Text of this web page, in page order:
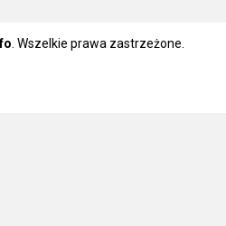
. Wszelkie prawa zastrzeżone.